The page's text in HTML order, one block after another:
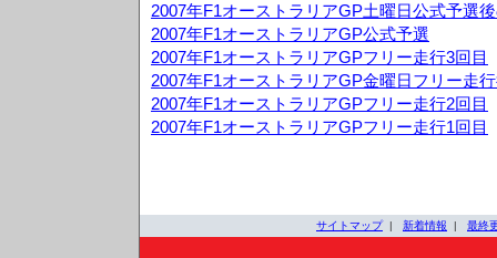
2007年F1オーストラリアGP土曜日公式予選
2007年F1オーストラリアGP公式予選
2007年F1オーストラリアGPフリー走行3回目
2007年F1オーストラリアGP金曜日フリー走
2007年F1オーストラリアGPフリー走行2回目
2007年F1オーストラリアGPフリー走行1回目
サイトマップ| 新着情報 | 最終